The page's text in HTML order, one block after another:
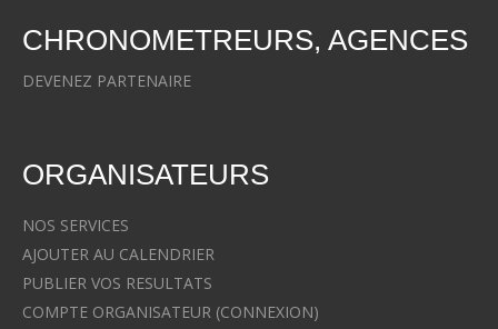
CHRONOMETREURS, AGENCES
DEVENEZ PARTENAIRE
ORGANISATEURS
NOS SERVICES
AJOUTER AU CALENDRIER
PUBLIER VOS RESULTATS
COMPTE ORGANISATEUR (CONNEXION)